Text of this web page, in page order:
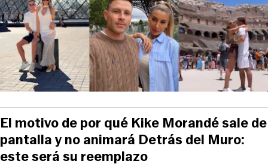
El motivo de por qué Kike Morandé sale de
pantalla y no animará Detrás del Muro:
este será su reemplazo